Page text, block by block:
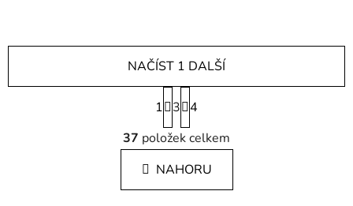
O
v
l
á
d
NAČÍST 1 DALŠÍ
S
t
á
n
k
1 3 4
37 položek celkem
NAHORU